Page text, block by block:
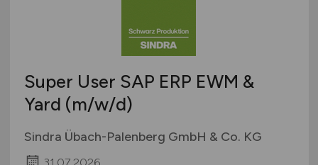
Super User SAP ERP EWM &
Yard (m/w/d)
Sindra Übach-Palenberg GmbH & Co. KG